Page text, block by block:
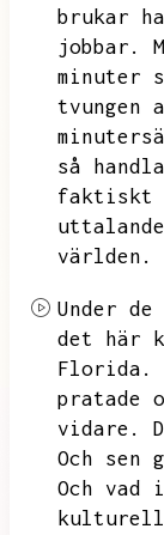
brukar
jobbar.
minuter
tvungen
så
faktiskt
världen.
Under
det här
Florida.
pratade
vidare.
Och sen
Och vad
kulturell